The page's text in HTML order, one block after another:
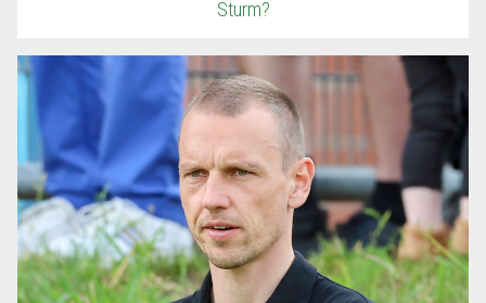
Sturm?